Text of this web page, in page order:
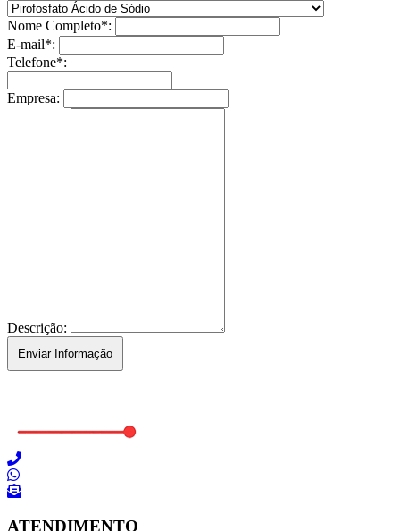
Nome Completo*:
E-mail*:
Telefone*:
Empresa:
Descrição:
ATENDIMENTO